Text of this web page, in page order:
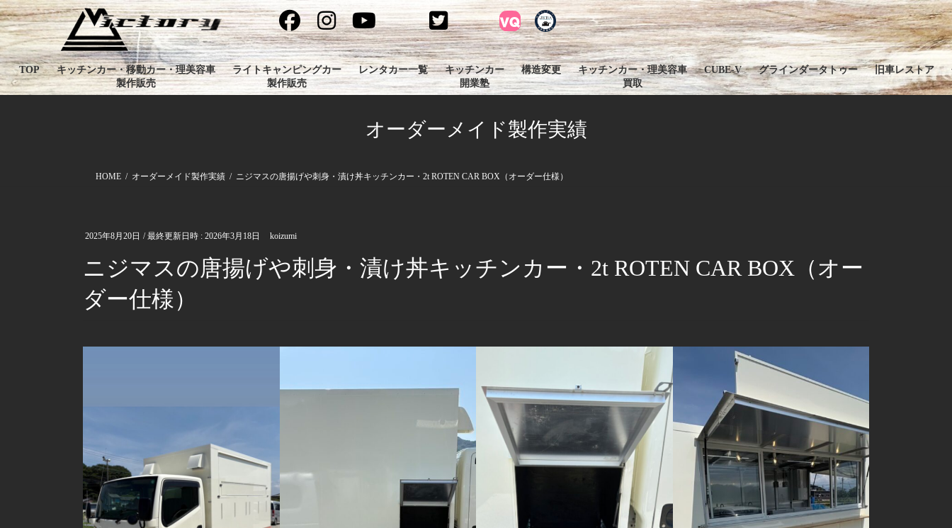
コ
ン
テ
ン
ツ
へ
ナ
ビ
ゲ
ー
シ
ョ
TOP
キッチンカー・移動カー・理美容車
製作販売
ライトキャンピングカー
製作販売
レンタカー一覧
キッチンカー
開業塾
構造変更
キッチンカー・理美容車
買取
CUBE-V グラインダータトゥー 旧車レストア
オーダーメイド製作実績
HOME オーダーメイド製作実績 ニジマスの唐揚げや刺身・漬け丼キッチンカー・2t ROTEN CAR BOX（オーダー仕様）
2025年8月20日 / 最終更新日時 : 2026年3月18日 koizumi
ニジマスの唐揚げや刺身・漬け丼キッチンカー・2t ROTEN CAR BOX（オー
ダー仕様）